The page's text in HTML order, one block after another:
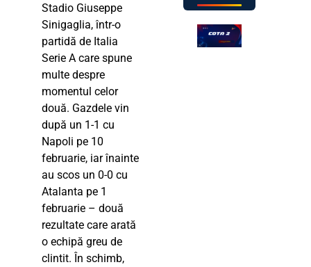
Stadio Giuseppe
Sinigaglia, într-o
partidă de Italia
Serie A care spune
multe despre
momentul celor
două. Gazdele vin
după un 1-1 cu
Napoli pe 10
februarie, iar înainte
au scos un 0-0 cu
Atalanta pe 1
februarie – două
rezultate care arată
o echipă greu de
clintit. În schimb,